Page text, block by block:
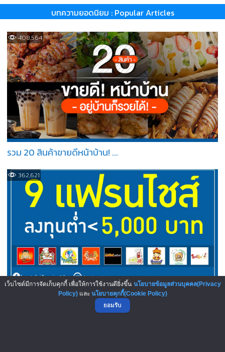
บทความยอดนิยม : Popular Articles
408,564
รวม 20 สินค้าขายดีหน้าบ้าน! ...
362,621
เลือกเลย! 9 แฟรนไชส์ลงทุนต่ำ...
เว็บไซต์มีการจัดเก็บคุกกี้ เพื่อให้การใช้งานดียิ่งขึ้น นโยบายข้อมูลส่วนบุคคล(Privacy
Policy)และ นโยบายคุกกี้(Cookie Policy)
ยอมรับ